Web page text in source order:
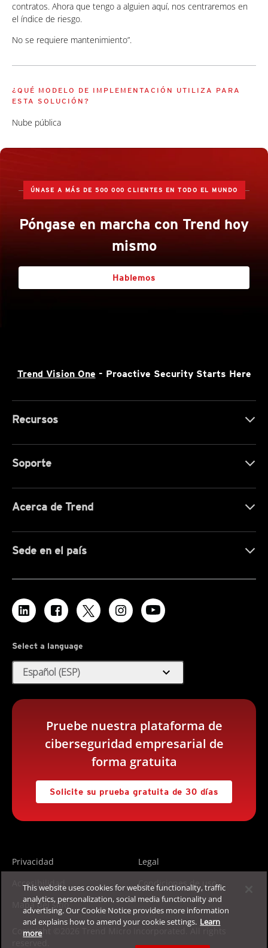
contratos. Ahora que tengo a alguien aquí, nos centraremos en
el índice de riesgo.
No se requiere mantenimiento”.
¿QUÉ MODELO DE IMPLEMENTACIÓN UTILIZA PARA
ESTA SOLUCIÓN?
Nube pública
ÚNASE A MÁS DE 500 000 CLIENTES EN TODO EL MUNDO
Póngase en marcha con Trend hoy
mismo
Hablemos
Trend Vision One - Proactive Security Starts Here
Recursos
Soporte
Acerca de Trend
Sede en el país
Select a language
Español (ESP) expand_more
Pruebe nuestra plataforma de
ciberseguridad empresarial de
forma gratuita
Solicite su prueba gratuita de 30 días
Privacidad
Legal
Accesibilidad
Condiciones de uso
Mapa del sitio
Copyright ©2026 Trend Micro Incorporated. All rights
This website uses cookies for website functionality, traffic
analytics, personalization, social media functionality and
advertising. Our Cookie Notice provides more information
and explains how to amend your cookie settings. Learn
more